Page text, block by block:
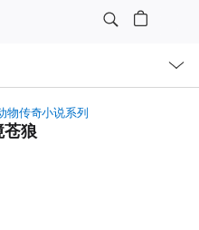
物传奇小说系列
苍狼